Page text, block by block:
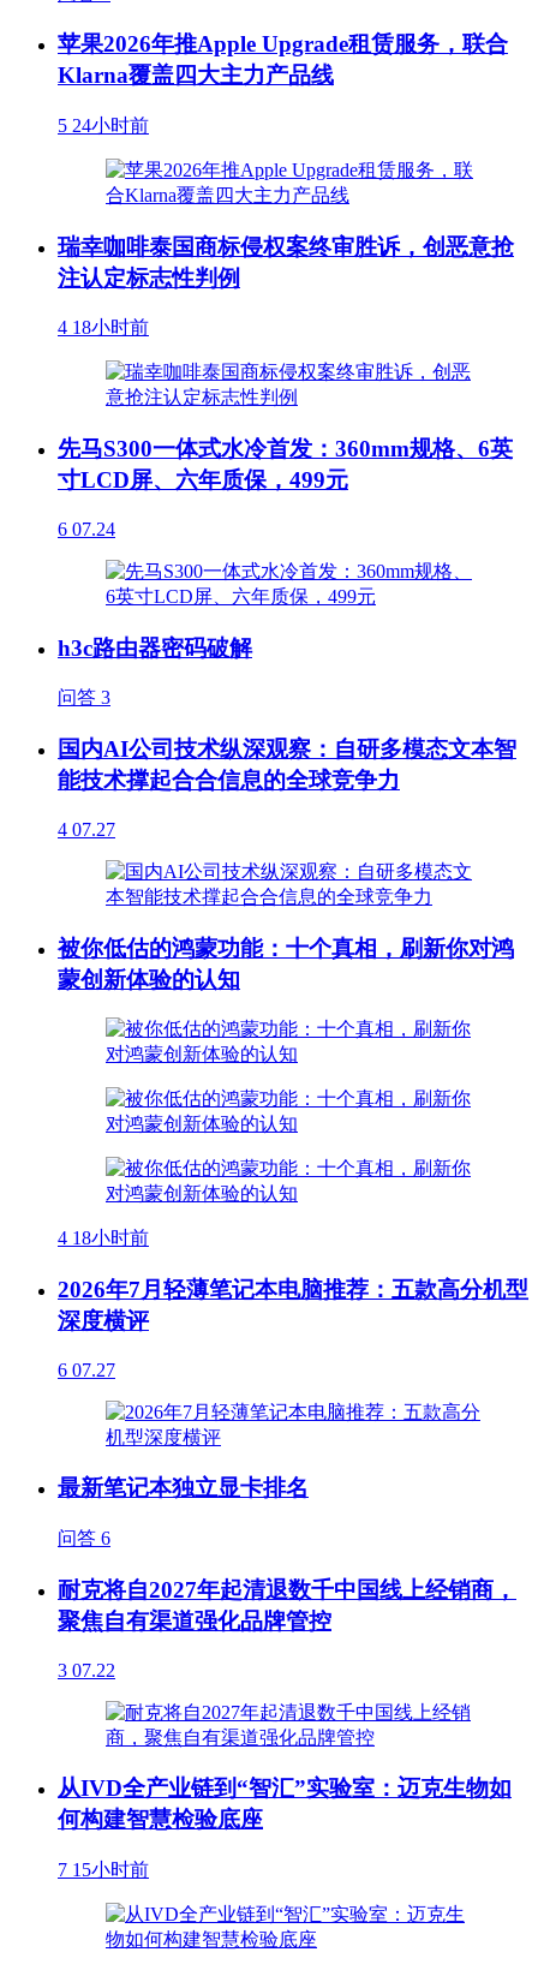
苹果2026年推Apple Upgrade租赁服务，联合
Klarna覆盖四大主力产品线
5 24小时前
瑞幸咖啡泰国商标侵权案终审胜诉，创恶意抢
注认定标志性判例
4 18小时前
先马S300一体式水冷首发：360mm规格、6英
寸LCD屏、六年质保，499元
6 07.24
h3c路由器密码破解
问答 3
国内AI公司技术纵深观察：自研多模态文本智
能技术撑起合合信息的全球竞争力
4 07.27
被你低估的鸿蒙功能：十个真相，刷新你对鸿
蒙创新体验的认知
4 18小时前
2026年7月轻薄笔记本电脑推荐：五款高分机型
深度横评
6 07.27
最新笔记本独立显卡排名
问答 6
耐克将自2027年起清退数千中国线上经销商，
聚焦自有渠道强化品牌管控
3 07.22
从IVD全产业链到“智汇”实验室：迈克生物如
何构建智慧检验底座
7 15小时前